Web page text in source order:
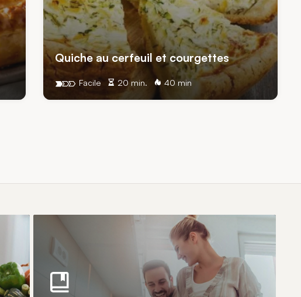
Quiche au cerfeuil et courgettes
20 min. 40 min
Facile